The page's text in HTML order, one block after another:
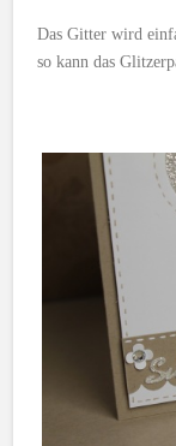
Das Gitter wird
so kann das